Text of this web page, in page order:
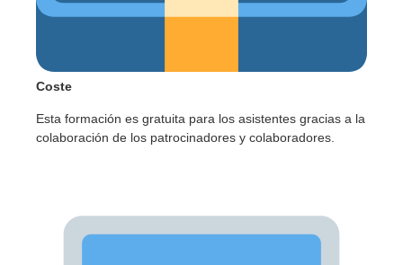
Coste
Esta formación es gratuita para los asistentes gracias a la
colaboración de los patrocinadores y colaboradores.